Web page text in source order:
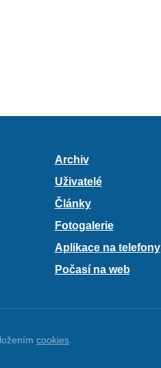
Archiv
Uživatelé
Články
Fotogalerie
Aplikace na telefony
Počasí na web
cookies